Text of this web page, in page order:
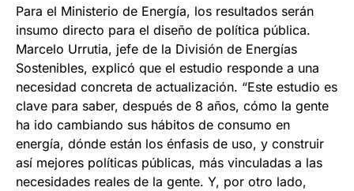
Para el Ministerio de Energía, los resultados serán
insumo directo para el diseño de política pública.
Marcelo Urrutia, jefe de la División de Energías
Sostenibles, explicó que el estudio responde a una
necesidad concreta de actualización. “Este estudio es
clave para saber, después de 8 años, cómo la gente
ha ido cambiando sus hábitos de consumo en
energía, dónde están los énfasis de uso, y construir
así mejores políticas públicas, más vinculadas a las
necesidades reales de la gente. Y, por otro lado,